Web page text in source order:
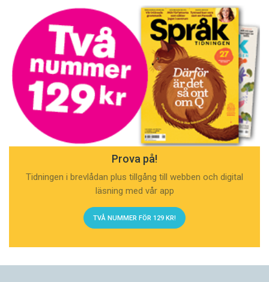
Prova på!
Tidningen i brevlådan plus tillgång till webben och digital
läsning med vår app
TVÅ NUMMER FÖR 129 KR!